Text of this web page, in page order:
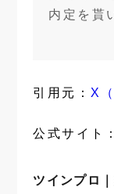
内定を貰
引用元： X
公式サイト：
ツインプロ